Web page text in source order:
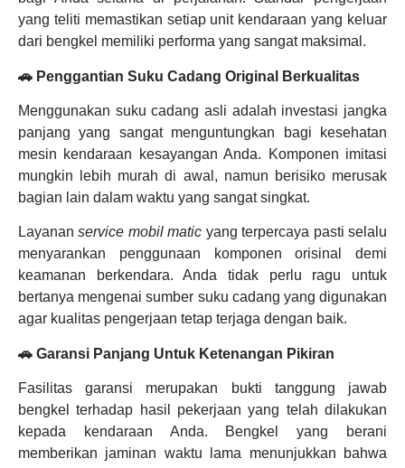
yang teliti memastikan setiap unit kendaraan yang keluar
dari bengkel memiliki performa yang sangat maksimal.
🚗 Penggantian Suku Cadang Original Berkualitas
Menggunakan suku cadang asli adalah investasi jangka
panjang yang sangat menguntungkan bagi kesehatan
mesin kendaraan kesayangan Anda. Komponen imitasi
mungkin lebih murah di awal, namun berisiko merusak
bagian lain dalam waktu yang sangat singkat.
Layananservice mobil matic yang terpercaya pasti selalu
menyarankan penggunaan komponen orisinal demi
keamanan berkendara. Anda tidak perlu ragu untuk
bertanya mengenai sumber suku cadang yang digunakan
agar kualitas pengerjaan tetap terjaga dengan baik.
🚗 Garansi Panjang Untuk Ketenangan Pikiran
Fasilitas garansi merupakan bukti tanggung jawab
bengkel terhadap hasil pekerjaan yang telah dilakukan
kepada kendaraan Anda. Bengkel yang berani
memberikan jaminan waktu lama menunjukkan bahwa